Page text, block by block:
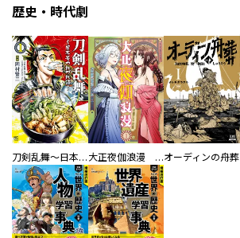
歴史・時代劇
刀剣乱舞～日本号つれづれ酒～ 大正夜伽浪漫 －金曜日の花嫁—オーディンの舟葬